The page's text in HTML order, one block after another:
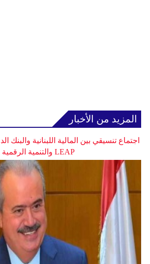
المزيد من الأخبار
اجتماع تنسيقي بين المالية اللبنانية والبنك
LEAP والتنمية الرقمية